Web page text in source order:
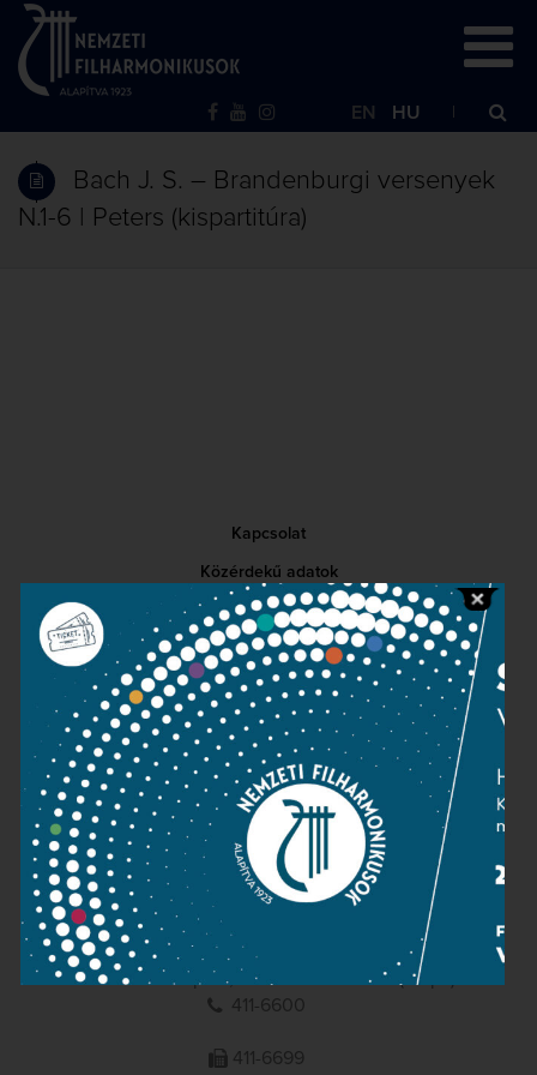
EN HU
Bach J. S. – Brandenburgi versenyek
N.1-6 | Peters (kispartitúra)
Kapcsolat
Közérdekű adatok
Sajtószoba
Adatvédelem
Impresszum
NEMZETI
FILHARMONIKUSOK
1095 Budapest, Komor Marcell u. 1. (Müpa)
411-6600
411-6699